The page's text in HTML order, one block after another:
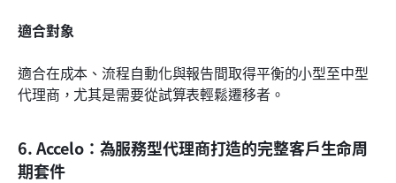
適合對象
適合在成本、流程自動化與報告間取得平衡的小型至中型
代理商，尤其是需要從試算表輕鬆遷移者。
6. Accelo：為服務型代理商打造的完整客戶生命周
期套件